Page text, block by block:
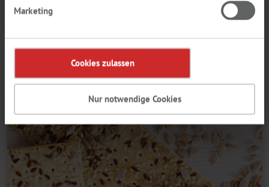
Marketing
Cookies zulassen
Nur notwendige Cookies
Produkt anfragen